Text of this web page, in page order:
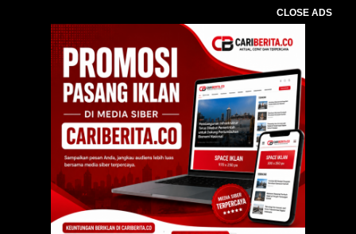
CLOSE ADS